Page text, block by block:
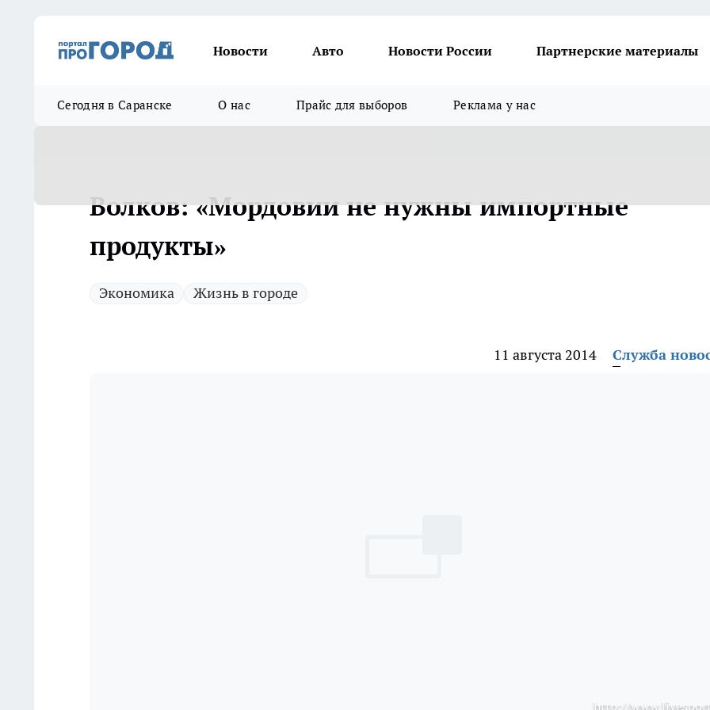
Новости Авто Новости России Партнерские материалы
Сегодня в Саранске О нас Прайс для выборов Реклама у нас
Волков: «Мордовии не нужны импортные
продукты»
Экономика Жизнь в городе
11 августа 2014 Служба
http://